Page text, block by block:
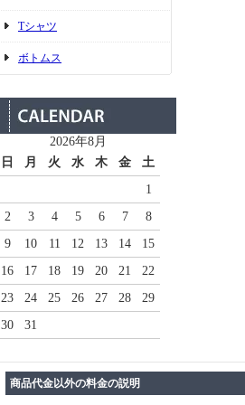
Tシャツ
ボトムス
2026年8月
日
月 火 水 木 金
土
1
2
3 4 5 6 7
8
9
10 11 12 13 14
15
16
17 18 19 20 21
22
23
24 25 26 27 28
29
30
31
商品代金以外の料金の説明